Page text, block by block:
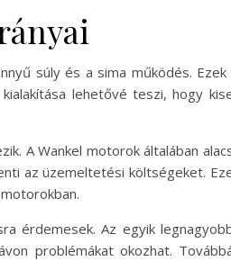
súly és a sima működés.
lehetővé teszi, hogy
A Wankel motorok általában
az üzemeltetési költségeket.
érdemesek. Az egyik
problémákat okozhat.